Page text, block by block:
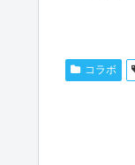
コラボ